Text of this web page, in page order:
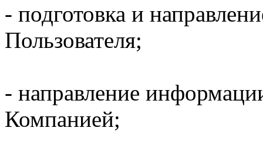
- подготовка и
Пользователя;
- направление
Компанией;